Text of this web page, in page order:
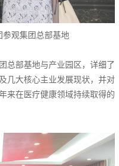
参观集团总部基地
总部基地与产业园区，详细了
几大核心主业发展现状，并对
来在医疗健康领域持续取得的